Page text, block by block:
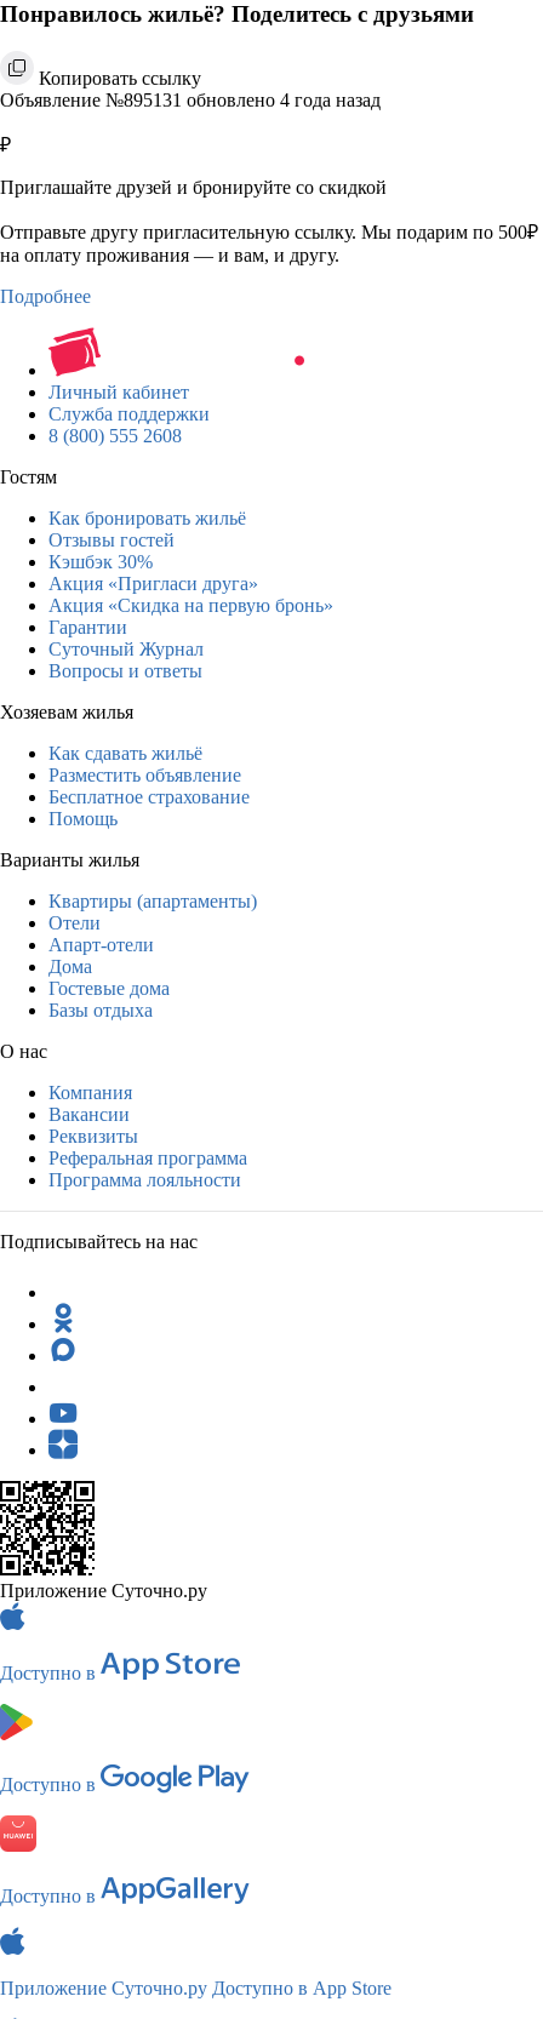
Понравилось жильё? Поделитесь с друзьями
Копировать ссылку
Объявление №895131 обновлено 4 года назад
₽
Приглашайте друзей и бронируйте со скидкой
Отправьте другу пригласительную ссылку. Мы подарим по 500₽
на оплату проживания — и вам, и другу.
Подробнее
Личный кабинет
Служба поддержки
8 (800) 555 2608
Гостям
Как бронировать жильё
Отзывы гостей
Кэшбэк 30%
Акция «Пригласи друга»
Акция «Скидка на первую бронь»
Гарантии
Суточный Журнал
Вопросы и ответы
Хозяевам жилья
Как сдавать жильё
Разместить объявление
Бесплатное страхование
Помощь
Варианты жилья
Квартиры (апартаменты)
Отели
Апарт-отели
Дома
Гостевые дома
Базы отдыха
О нас
Компания
Вакансии
Реквизиты
Реферальная программа
Программа лояльности
Подписывайтесь на нас
Приложение Суточно.ру
Доступно в
Доступно в
Доступно в
Приложение Суточно.ру Доступно в App Store